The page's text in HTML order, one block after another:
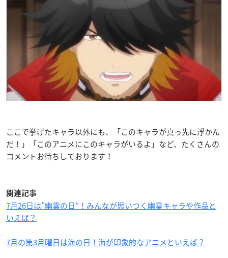
ここで挙げたキャラ以外にも、「このキャラが真っ先に浮かん
だ！」「このアニメにこのキャラがいるよ」など、たくさんの
コメントお待ちしております！
関連記事
7月26日は”幽霊の日”！みんなが思いつく幽霊キャラや作品と
いえば？
7月の第3月曜日は海の日！海が印象的なアニメといえば？